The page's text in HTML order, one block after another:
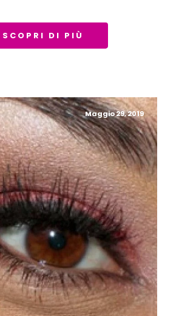
SCOPRI DI PIÙ
Maggio 29, 2019